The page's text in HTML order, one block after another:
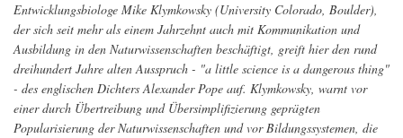
Entwicklungsbiologe Mike Klymkowsky (University Colorado, Boulder),
der sich seit mehr als einem Jahrzehnt auch mit Kommunikation und
Ausbildung in den Naturwissenschaften beschäftigt, greift hier den rund
dreihundert Jahre alten Ausspruch - "a little science is a dangerous thing"
- des englischen Dichters Alexander Pope auf. Klymkowsky, warnt vor
einer durch Übertreibung und Übersimplifizierung geprägten
Popularisierung der Naturwissenschaften und vor Bildungssystemen, die